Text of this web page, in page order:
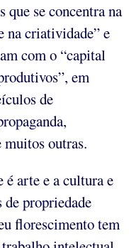
que se concentra na
na criatividade” e
com o “capital
em
de
outras.
arte e a cultura e
propriedade
florescimento tem